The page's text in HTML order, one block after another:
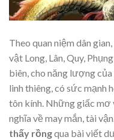
Theo quan niệm dân
vật Long, Lân, Quy,
biên, cho năng lượng
linh thiêng, có sức mạnh
tôn kính. Những giấc
nghĩa về may mắn, tài
thấy rồngqua bài viết